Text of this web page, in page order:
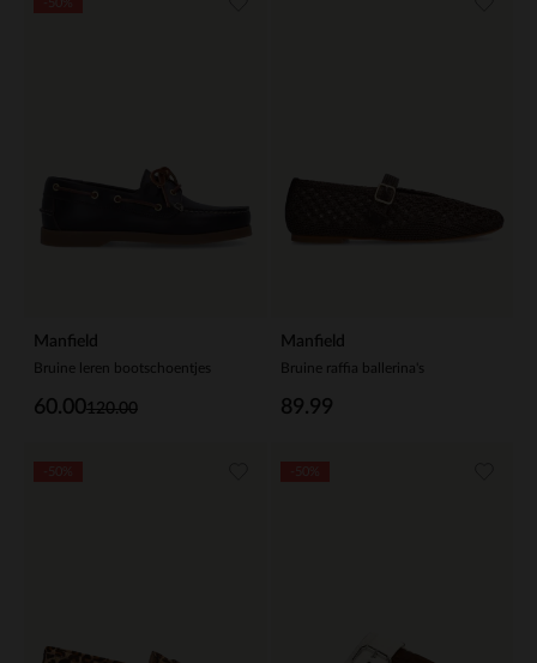
Manfield
Bruine leren bootschoentjes
120.00
60.00
Manfield
Bruine raffia ballerina's
89.99